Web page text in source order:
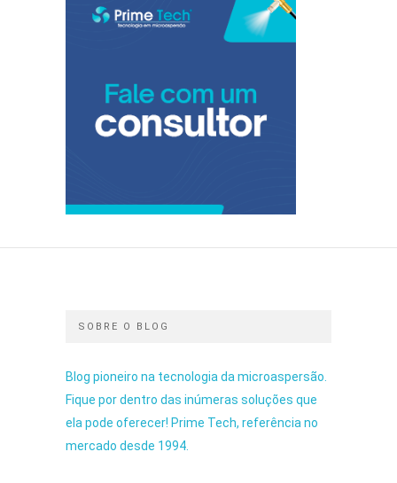
SOBRE O BLOG
Blog pioneiro na tecnologia da microaspersão.
Fique por dentro das inúmeras soluções que
ela pode oferecer! Prime Tech, referência no
mercado desde 1994.